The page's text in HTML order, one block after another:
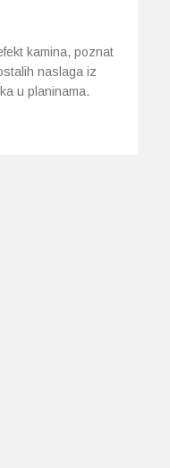
kamina, poznat
naslaga iz
u planinama.